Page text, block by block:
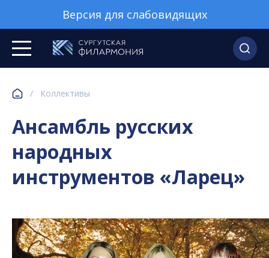
Версия для слабовидящих
/ Коллективы
Ансамбль русских
народных
инструментов «Ларец»